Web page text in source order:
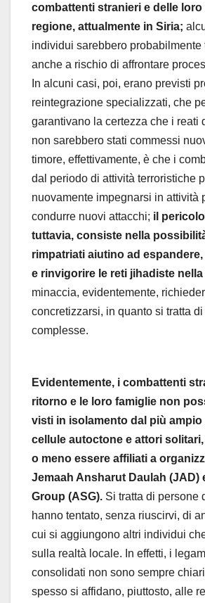
combattenti stranieri e delle loro
regione, attualmente in Siria;
individui sarebbero probabilmente
anche a rischio di affrontare
In alcuni casi, poi, erano previsti
reintegrazione specializzati, che
garantivano la certezza che i reati
non sarebbero stati commessi
timore, effettivamente, è che i
dal periodo di attività terroristiche
nuovamente impegnarsi in attività
condurre nuovi attacchi; il
tuttavia, consiste nella
rimpatriati aiutino ad
e rinvigorire le reti jihadiste
minaccia, evidentemente,
concretizzarsi, in quanto si tratta di
complesse.
Evidentemente, i combattenti
ritorno e le loro famiglie non
visti in isolamento dal più
cellule autoctone e attori
o meno essere affiliati a
Jemaah Ansharut Daulah (JAD)
Group (ASG). Si tratta di persone
hanno tentato, senza riuscirvi, di
cui si aggiungono altri individui
sulla realtà locale. In effetti, i
consolidati non sono sempre
spesso si affidano, piuttosto, alle